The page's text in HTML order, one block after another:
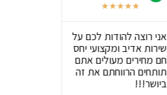
★
★
★
★
★
אני רוצה להודות לכם על
שירות אדיב ומקצועי יחס
חם מחירים מעולים אתם
תותחים הרווחתם את זה
ביושר!!!